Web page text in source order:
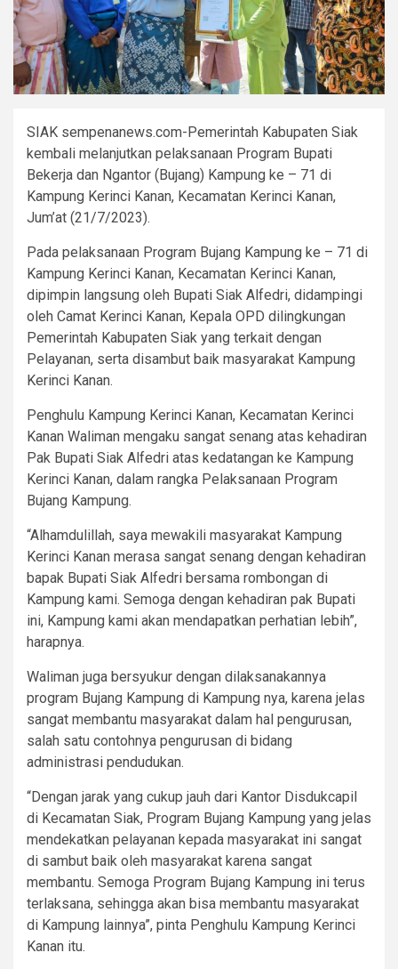
SIAK sempenanews.com-Pemerintah Kabupaten Siak
kembali melanjutkan pelaksanaan Program Bupati
Bekerja dan Ngantor (Bujang) Kampung ke – 71 di
Kampung Kerinci Kanan, Kecamatan Kerinci Kanan,
Jum’at (21/7/2023).
Pada pelaksanaan Program Bujang Kampung ke – 71 di
Kampung Kerinci Kanan, Kecamatan Kerinci Kanan,
dipimpin langsung oleh Bupati Siak Alfedri, didampingi
oleh Camat Kerinci Kanan, Kepala OPD dilingkungan
Pemerintah Kabupaten Siak yang terkait dengan
Pelayanan, serta disambut baik masyarakat Kampung
Kerinci Kanan.
Penghulu Kampung Kerinci Kanan, Kecamatan Kerinci
Kanan Waliman mengaku sangat senang atas kehadiran
Pak Bupati Siak Alfedri atas kedatangan ke Kampung
Kerinci Kanan, dalam rangka Pelaksanaan Program
Bujang Kampung.
“Alhamdulillah, saya mewakili masyarakat Kampung
Kerinci Kanan merasa sangat senang dengan kehadiran
bapak Bupati Siak Alfedri bersama rombongan di
Kampung kami. Semoga dengan kehadiran pak Bupati
ini, Kampung kami akan mendapatkan perhatian lebih”,
harapnya.
Waliman juga bersyukur dengan dilaksanakannya
program Bujang Kampung di Kampung nya, karena jelas
sangat membantu masyarakat dalam hal pengurusan,
salah satu contohnya pengurusan di bidang
administrasi pendudukan.
“Dengan jarak yang cukup jauh dari Kantor Disdukcapil
di Kecamatan Siak, Program Bujang Kampung yang jelas
mendekatkan pelayanan kepada masyarakat ini sangat
di sambut baik oleh masyarakat karena sangat
membantu. Semoga Program Bujang Kampung ini terus
terlaksana, sehingga akan bisa membantu masyarakat
di Kampung lainnya”, pinta Penghulu Kampung Kerinci
Kanan itu.